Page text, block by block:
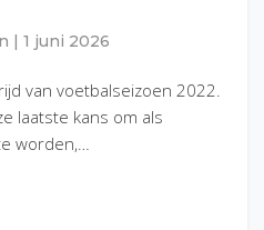
1 juni 2026
van voetbalseizoen 2022.
laatste kans om als
worden,…